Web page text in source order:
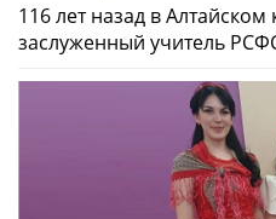
116 лет назад в Алтайском
заслуженный учитель